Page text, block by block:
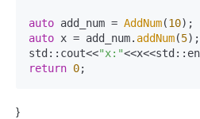
auto add_num = AddNum(10
auto x = add_num. addNum(5);
std::cout<<"x:"
return 0;
}